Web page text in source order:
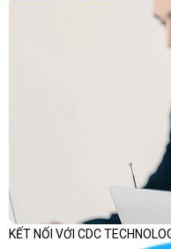
KẾT NỐI VỚI CDC